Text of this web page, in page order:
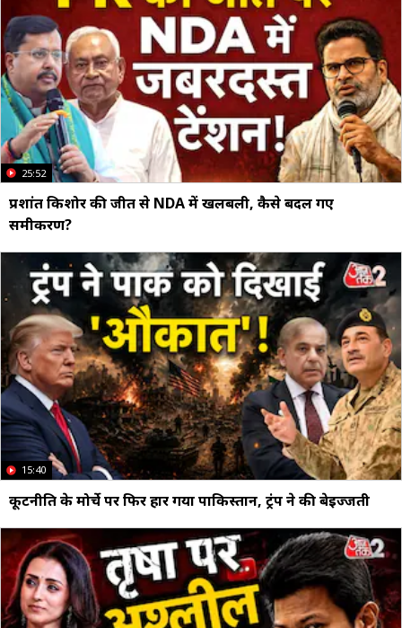
25:52
प्रशांत किशोर की जीत से NDA में खलबली, कैसे बदल गए
समीकरण?
15:40
कूटनीति के मोर्चे पर फिर हार गया पाकिस्तान, ट्रंप ने की बेइज्जती